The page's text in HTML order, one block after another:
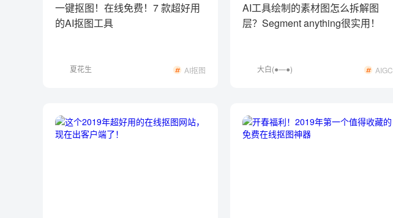
一键抠图！在线免费！7 款超好用
的AI抠图工具
夏花生 AI抠图
AI工具绘制的素材图怎么拆解图
层？Segment anything很实用！
大白(●—●) AIGC